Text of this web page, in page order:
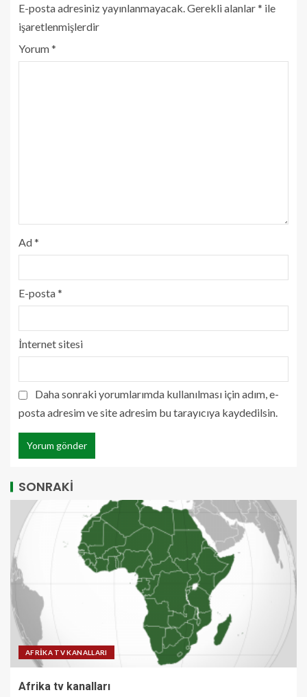
E-posta adresiniz yayınlanmayacak.Gerekli alanlar* ile
işaretlenmişlerdir
Yorum*
Ad*
E-posta*
İnternet sitesi
Daha sonraki yorumlarımda kullanılması için adım, e-
posta adresim ve site adresim bu tarayıcıya kaydedilsin.
SONRAKİ
AFRİKA TV KANALLARI
Afrika tv kanalları